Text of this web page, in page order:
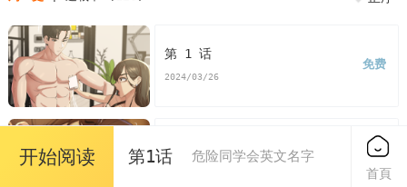
危险的同学会电影
韩漫危险同学会英文 韩漫危险同学会
危险同学会漫画 危险同学会漫画免费
看危险同学会漫画末删减版 危险同学会免费
第 1 话
2024/03/26
免费
第 2 话
免费
开始阅读 第1话 危险同学会英文名字
首頁